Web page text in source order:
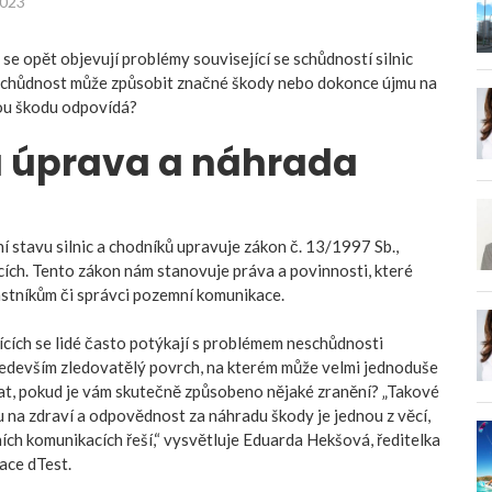
se opět objevují problémy související se schůdností silnic
může způsobit značné škody nebo dokonce újmu na
škodu odpovídá?
úprava a náhrada
stavu silnic a chodníků upravuje zákon č. 13/1997 Sb.,
Tento zákon nám stanovuje práva a povinnosti, které
či správci pozemní komunikace.
se lidé často potýkají s problémem neschůdnosti
zledovatělý povrch, na kterém může velmi jednoduše
pokud je vám skutečně způsobeno nějaké zranění? „Takové
na zdraví a odpovědnost za náhradu škody je jednou z věcí,
komunikacích řeší,“ vysvětluje Eduarda Hekšová, ředitelka
dTest.